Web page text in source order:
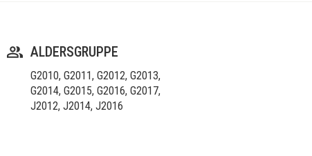
ALDERSGRUPPE
G2010, G2011, G2012, G2013,
G2014, G2015, G2016, G2017,
J2012, J2014, J2016